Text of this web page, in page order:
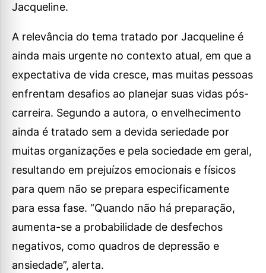
Jacqueline.
A relevância do tema tratado por Jacqueline é
ainda mais urgente no contexto atual, em que a
expectativa de vida cresce, mas muitas pessoas
enfrentam desafios ao planejar suas vidas pós-
carreira. Segundo a autora, o envelhecimento
ainda é tratado sem a devida seriedade por
muitas organizações e pela sociedade em geral,
resultando em prejuízos emocionais e físicos
para quem não se prepara especificamente
para essa fase. “Quando não há preparação,
aumenta-se a probabilidade de desfechos
negativos, como quadros de depressão e
ansiedade”, alerta.